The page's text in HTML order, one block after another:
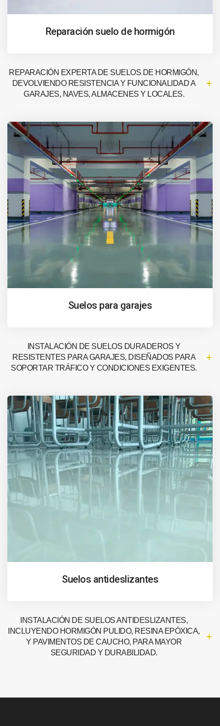
Reparación suelo de hormigón
REPARACIÓN EXPERTA DE SUELOS DE HORMIGÓN,
DEVOLVIENDO RESISTENCIA Y FUNCIONALIDAD A
GARAJES, NAVES, ALMACENES Y LOCALES.
Suelos para garajes
INSTALACIÓN DE SUELOS DURADEROS Y
RESISTENTES PARA GARAJES, DISEÑADOS PARA
SOPORTAR TRÁFICO Y CONDICIONES EXIGENTES.
Suelos antideslizantes
INSTALACIÓN DE SUELOS ANTIDESLIZANTES,
INCLUYENDO HORMIGÓN PULIDO, RESINA EPÓXICA,
Y PAVIMENTOS DE CAUCHO, PARA MAYOR
SEGURIDAD Y DURABILIDAD.